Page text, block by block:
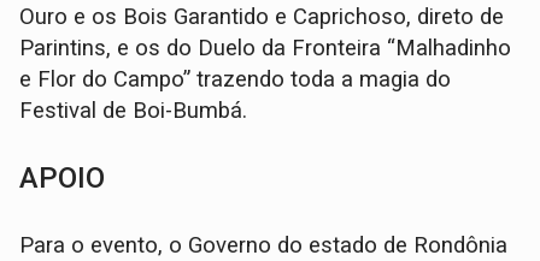
Ouro e os Bois Garantido e Caprichoso, direto de
Parintins, e os do Duelo da Fronteira “Malhadinho
e Flor do Campo” trazendo toda a magia do
Festival de Boi-Bumbá.
APOIO
Para o evento, o Governo do estado de Rondônia